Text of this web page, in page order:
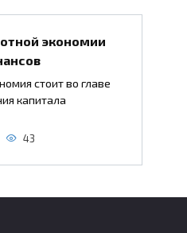
экономии
стоит во главе
капитала
43